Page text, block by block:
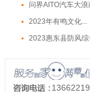
问界AITO汽车大
2023年有鸣文化...
2023惠东县防风